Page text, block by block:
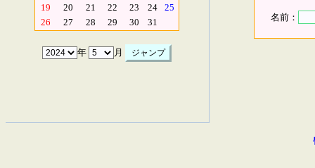
19
20 21 22 23 24
25
26
27 28 29 30 31
年 月
名前：